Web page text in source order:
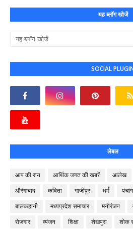
यह ब्लॉग खोजें
SOCIAL
लेबल
आप की राय आर्थिक जगत की खबरें आलेख
औरंगाबाद
कविता गाजीपुर धर्म पंचांग
बालकहानी
मध्यप्रदेश समाचार मनोरंजन
रोजगार
व्यंजन शिक्षा शेखपुरा शोक